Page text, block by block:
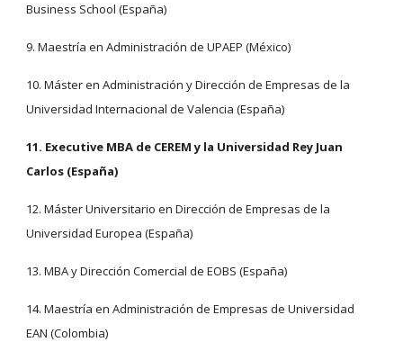
Business School (España)
9. Maestría en Administración de UPAEP (México)
10. Máster en Administración y Dirección de Empresas de la
Universidad Internacional de Valencia (España)
11. Executive MBA de CEREM y la Universidad Rey Juan
Carlos (España)
12. Máster Universitario en Dirección de Empresas de la
Universidad Europea (España)
13. MBA y Dirección Comercial de EOBS (España)
14. Maestría en Administración de Empresas de Universidad
EAN (Colombia)